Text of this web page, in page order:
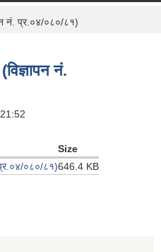
नं. प्र.०४/०८०/८१)
नं.
Size
प्र.०४/०८०/८१)646.4 KB